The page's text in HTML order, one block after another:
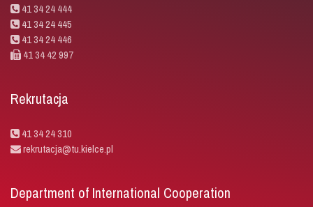
41 34 24 444
41 34 24 445
41 34 24 446
41 34 42 997
Rekrutacja
41 34 24 310
rekrutacja@tu.kielce.pl
Department of International Cooperation